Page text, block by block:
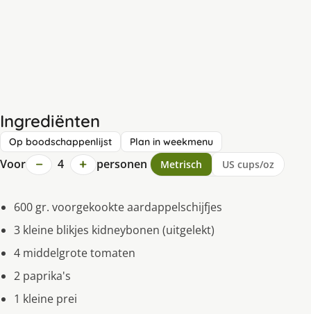
Ingrediënten
Op boodschappenlijst Plan in weekmenu
Voor − 4 + personen Metrisch US cups/oz
600 gr. voorgekookte aardappelschijfjes
3 kleine blikjes kidneybonen (uitgelekt)
4 middelgrote tomaten
2 paprika's
1 kleine prei